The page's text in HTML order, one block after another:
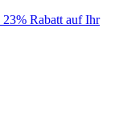
23% Rabatt auf Ihr